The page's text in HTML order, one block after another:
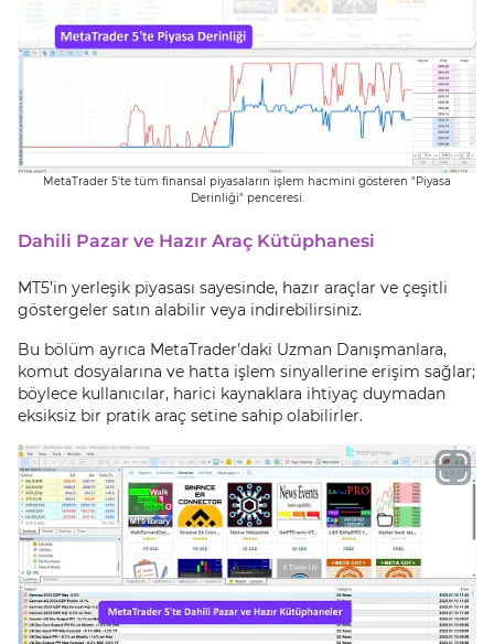
MetaTrader 5'te tüm finansal piyasaların işlem hacmini gösteren "Piyasa
Derinliği" penceresi.
Dahili Pazar ve Hazır Araç Kütüphanesi
MT5’in yerleşik piyasası sayesinde, hazır araçlar ve çeşitli
göstergeler satın alabilir veya indirebilirsiniz.
Bu bölüm ayrıca MetaTrader’daki Uzman Danışmanlara,
komut dosyalarına ve hatta işlem sinyallerine erişim sağlar;
böylece kullanıcılar, harici kaynaklara ihtiyaç duymadan
eksiksiz bir pratik araç setine sahip olabilirler.